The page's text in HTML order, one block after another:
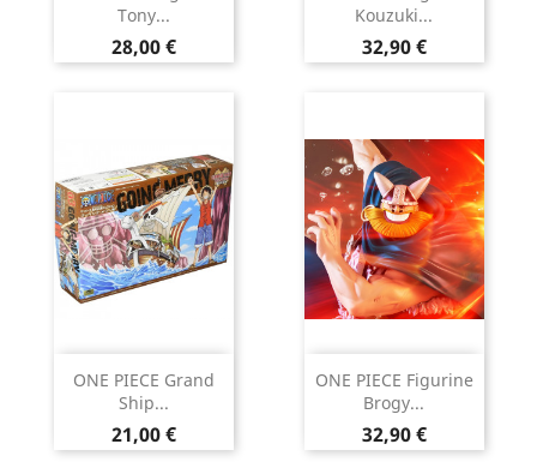
Tony...
Prix
28,00 €
Kouzuki...
Prix
32,90 €
ONE PIECE Grand
Ship...
Prix
21,00 €
ONE PIECE Figurine
Brogy...
Prix
32,90 €